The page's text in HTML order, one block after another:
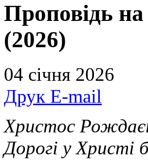
Проповідь
(2026)
04 січня 2026
Друк E-mail
Христос
Дорогі у Христі